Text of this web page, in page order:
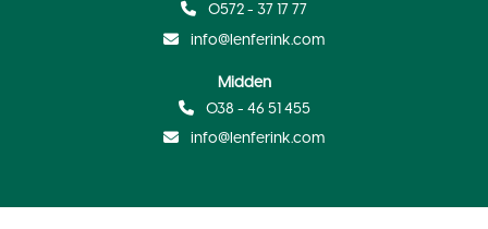
0572 - 37 17 77
info@lenferink.com
Midden
038 - 46 51 455
info@lenferink.com